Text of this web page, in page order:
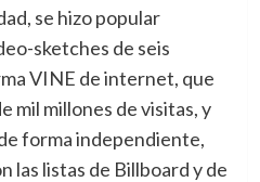
se hizo popular
sketches de seis
VINE de internet, que
mil millones de visitas, y
forma independiente,
las listas de Billboard y de